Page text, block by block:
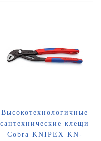
Высокотехнологичные
сантехнические клещи
Cobra KNIPEX KN-